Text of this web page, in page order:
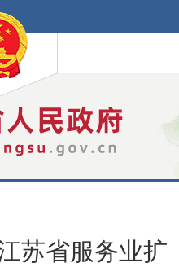
苏省服务业扩